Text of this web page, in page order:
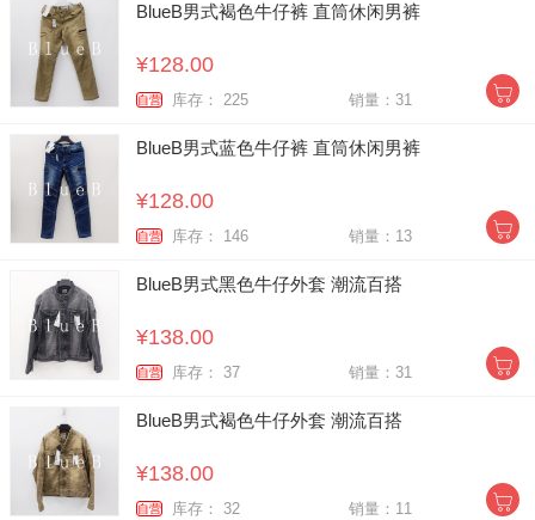
BlueB男式褐色牛仔裤 直筒休闲男裤
¥128.00
自营 库存： 225 销量：31
BlueB男式蓝色牛仔裤 直筒休闲男裤
¥128.00
自营 库存： 146 销量：13
BlueB男式黑色牛仔外套 潮流百搭
¥138.00
自营 库存： 37 销量：31
BlueB男式褐色牛仔外套 潮流百搭
¥138.00
自营 库存： 32 销量：11